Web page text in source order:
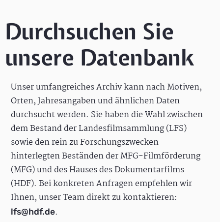
Durchsuchen Sie
unsere Datenbank
Unser umfangreiches Archiv kann nach Motiven,
Orten, Jahresangaben und ähnlichen Daten
durchsucht werden. Sie haben die Wahl zwischen
dem Bestand der Landesfilmsammlung (LFS)
sowie den rein zu Forschungszwecken
hinterlegten Beständen der MFG-Filmförderung
(MFG) und des Hauses des Dokumentarfilms
(HDF). Bei konkreten Anfragen empfehlen wir
Ihnen, unser Team direkt zu kontaktieren:
lfs@hdf.de.